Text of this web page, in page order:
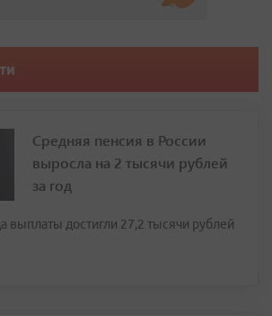
Средняя пенсия в России
выросла на 2 тысячи рублей
за год
выплаты достигли 27,2 тысячи рублей